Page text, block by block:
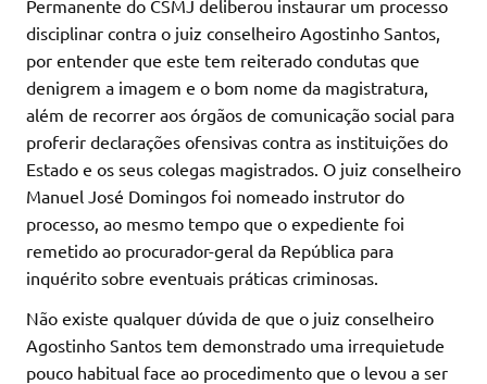
Permanente do CSMJ deliberou instaurar um processo
disciplinar contra o juiz conselheiro Agostinho Santos,
por entender que este tem reiterado condutas que
denigrem a imagem e o bom nome da magistratura,
além de recorrer aos órgãos de comunicação social para
proferir declarações ofensivas contra as instituições do
Estado e os seus colegas magistrados. O juiz conselheiro
Manuel José Domingos foi nomeado instrutor do
processo, ao mesmo tempo que o expediente foi
remetido ao procurador-geral da República para
inquérito sobre eventuais práticas criminosas.
Não existe qualquer dúvida de que o juiz conselheiro
Agostinho Santos tem demonstrado uma irrequietude
pouco habitual face ao procedimento que o levou a ser